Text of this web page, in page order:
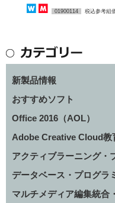
01900114 税込参考組
新製品情報
おすすめソフト
Office 2016（AOL）
Adobe Creative Cloud教
アクティブラーニング・
データベース・プログラ
マルチメディア編集統合